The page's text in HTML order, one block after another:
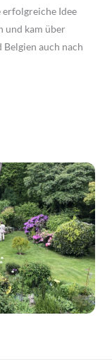
Idee
und kam über
auch nach